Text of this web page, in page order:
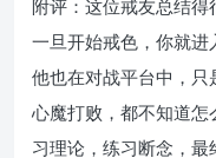
附评：这位戒友总结得
一旦开始戒色，你就进
他也在对战平台中，
心魔打败，都不知道
习理论，练习断念，